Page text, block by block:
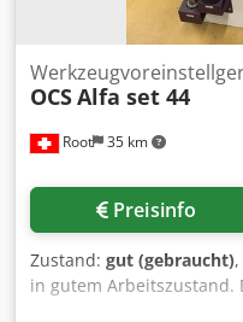
Root 35 km
OCSAlfa set 44
Preisinfo
Zustand: gut (gebraucht)
in gutem Arbeitszustand.